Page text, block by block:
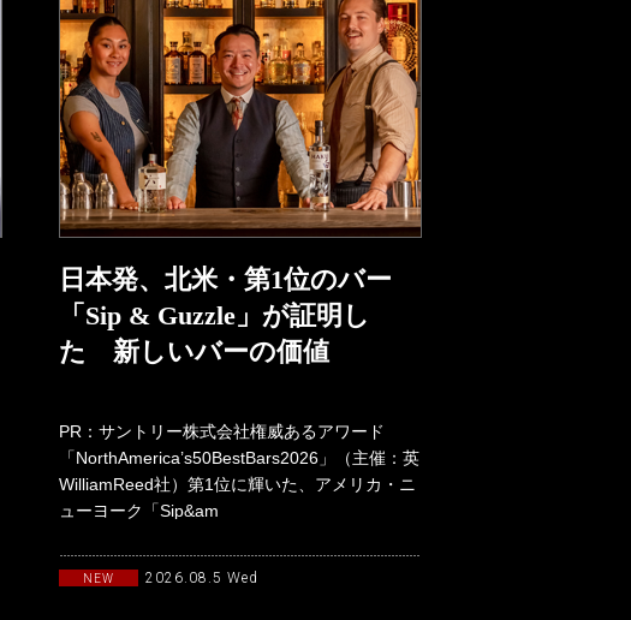
日本発、北米・第1位のバー
「Sip & Guzzle」が証明し
た 新しいバーの価値
PR：サントリー株式会社権威あるアワード
「NorthAmerica’s50BestBars2026」（主催：英
WilliamReed社）第1位に輝いた、アメリカ・ニ
ューヨーク「Sip&am
NEW 2026.08.5 Wed